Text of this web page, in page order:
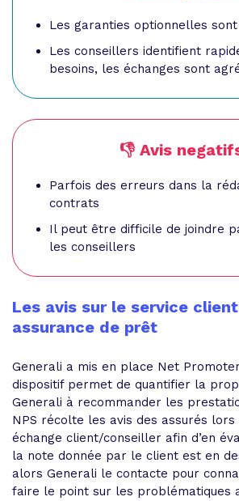
Les garanties optionnelles
Les conseillers identifient
besoins, les échanges sont
👎 Avis
Parfois des erreurs dans la
contrats
Il peut être difficile de joindre
les conseillers
Les avis sur le service
assurance de prêt
Generali a mis en place Net
dispositif permet de quantifier la
Generali à recommander les
NPS récolte les avis des assurés lors
échange client/conseiller afin d’en
la note donnée par le client est en
alors Generali le contacte pour
faire le point sur les problématiques